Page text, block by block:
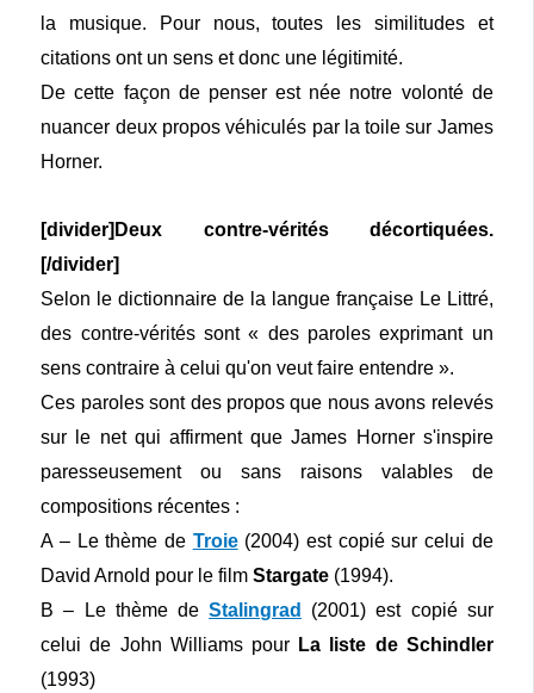
la musique. Pour nous, toutes les similitudes et
citations ont un sens et donc une légitimité.
De cette façon de penser est née notre volonté de
nuancer deux propos véhiculés par la toile sur James
Horner.
[divider]Deux contre-vérités décortiquées.
[/divider]
Selon le dictionnaire de la langue française Le Littré,
des contre-vérités sont « des paroles exprimant un
sens contraire à celui qu'on veut faire entendre ».
Ces paroles sont des propos que nous avons relevés
sur le net qui affirment que James Horner s'inspire
paresseusement ou sans raisons valables de
compositions récentes :
A – Le thème de Troie(2004) est copié sur celui de
David Arnold pour le filmStargate (1994).
B – Le thème deStalingrad
(2001) est copié sur
celui de John Williams pour La liste de Schindler
(1993)